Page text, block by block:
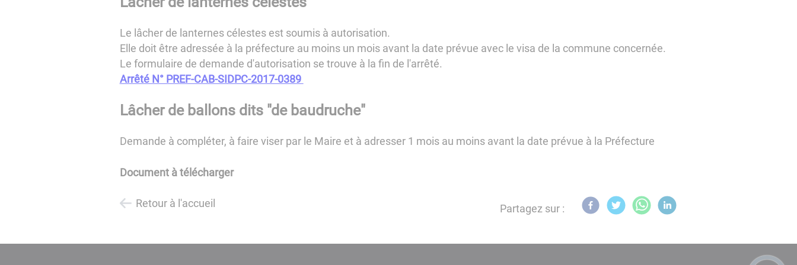
Le lâcher de lanternes célestes est soumis à autorisation.
Elle doit être adressée à la préfecture au moins un mois avant la date prévue avec le visa de la commune concernée.
Le formulaire de demande d'autorisation se trouve à la fin de l'arrêté.
Arrêté N° PREF-CAB-SIDPC-2017-0389
Lâcher de ballons dits "de baudruche"
Demande à compléter, à faire viser par le Maire et à adresser 1 mois au moins avant la date prévue à la Préfecture
Document à télécharger
Retour à l'accueil Partagez sur :